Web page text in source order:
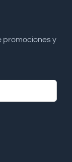
promociones y